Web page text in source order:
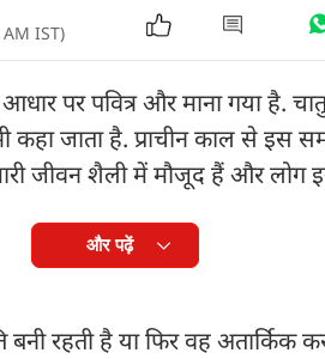
IST)
पर पवित्र और माना गया है.
कहा जाता है. प्राचीन काल से
जीवन शैली में मौजूद हैं और लोग
और पढ़ें
बनी रहती है या फिर वह अतार्किक